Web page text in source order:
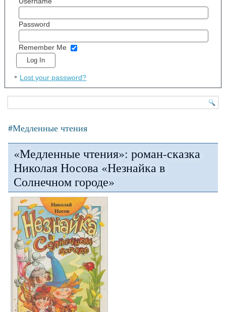
Password
Remember Me
Lost your password?
#Медленные чтения
«Медленные чтения»: роман-сказка
Николая Носова «Незнайка в
Солнечном городе»